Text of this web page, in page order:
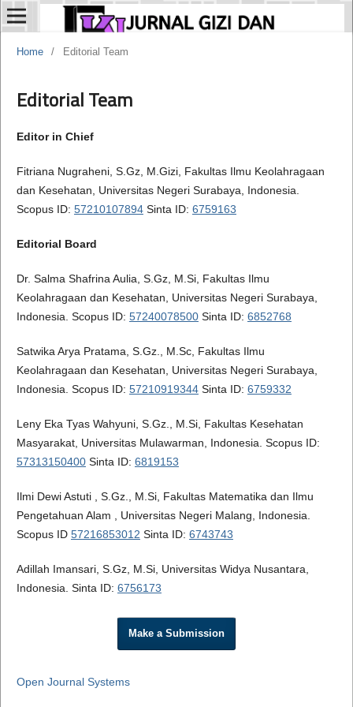
Home / Editorial Team
Editorial Team
Editor in Chief
Fitriana Nugraheni, S.Gz, M.Gizi, Fakultas Ilmu Keolahragaan
dan Kesehatan, Universitas Negeri Surabaya, Indonesia.
Scopus ID: 57210107894Sinta ID: 6759163
Editorial Board
Dr. Salma Shafrina Aulia, S.Gz, M.Si, Fakultas Ilmu
Keolahragaan dan Kesehatan, Universitas Negeri Surabaya,
Indonesia. Scopus ID: 57240078500Sinta ID: 6852768
Satwika Arya Pratama, S.Gz., M.Sc, Fakultas Ilmu
Keolahragaan dan Kesehatan, Universitas Negeri Surabaya,
Indonesia. Scopus ID: 57210919344Sinta ID: 6759332
Leny Eka Tyas Wahyuni, S.Gz., M.Si, Fakultas Kesehatan
Masyarakat, Universitas Mulawarman, Indonesia. Scopus ID:
57313150400Sinta ID: 6819153
Ilmi Dewi Astuti , S.Gz., M.Si, Fakultas Matematika dan Ilmu
Pengetahuan Alam , Universitas Negeri Malang, Indonesia.
Scopus ID 57216853012 Sinta ID: 6743743
Adillah Imansari, S.Gz, M.Si, Universitas Widya Nusantara,
Indonesia. Sinta ID: 6756173
Make a Submission
Open Journal Systems